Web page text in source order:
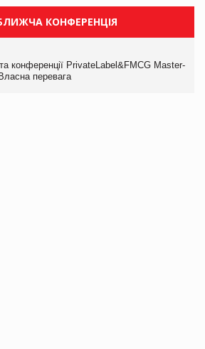
КОНФЕРЕНЦІЯ
конференції PrivateLabel&FMCG Master-
перевага